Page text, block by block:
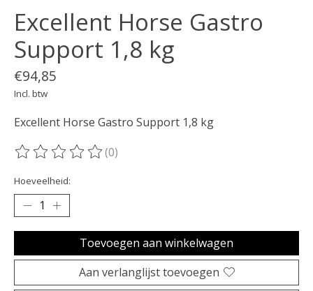
Excellent Horse Gastro
Support 1,8 kg
€94,85
Incl. btw
Excellent Horse Gastro Support 1,8 kg
De beoordeling van dit product is
(0)
Hoeveelheid:
Toevoegen aan winkelwagen
Aan verlanglijst toevoegen